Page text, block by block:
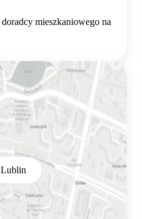
doradcy mieszkaniowego na
Lublin